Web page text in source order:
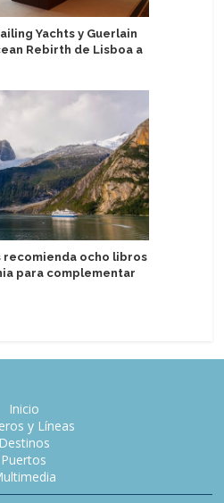
Yachts y Guerlain
Rebirth de Lisboa a
recomienda ocho libros
para complementar
Inicio
y Líneas
Destinos
Puertos